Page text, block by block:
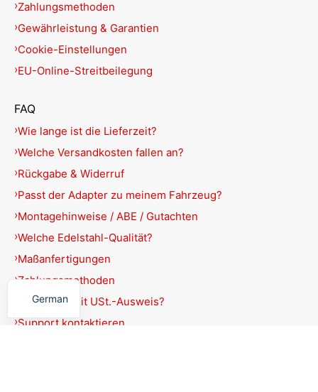
Zahlungsmethoden
Gewährleistung & Garantien
Cookie-Einstellungen
EU-Online-Streitbeilegung
FAQ
Wie lange ist die Lieferzeit?
Welche Versandkosten fallen an?
Rückgabe & Widerruf
Passt der Adapter zu meinem Fahrzeug?
Montagehinweise / ABE / Gutachten
Welche Edelstahl-Qualität?
Maßanfertigungen
Zahlungsmethoden
Rechnung mit USt.-Ausweis?
Support kontaktieren
German
English